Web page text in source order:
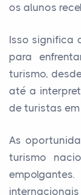
os alunos
Isso significa
para
turismo,
até a
de turistas
As
turismo